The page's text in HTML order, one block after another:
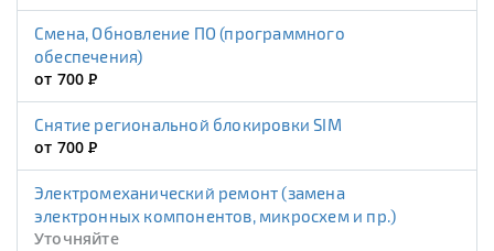
Смена, Обновление ПО (программного
обеспечения)
от 700Р
Снятие региональной блокировки SIM
от 700Р
Электромеханический ремонт (замена
электронных компонентов, микросхем и пр.)
Уточняйте